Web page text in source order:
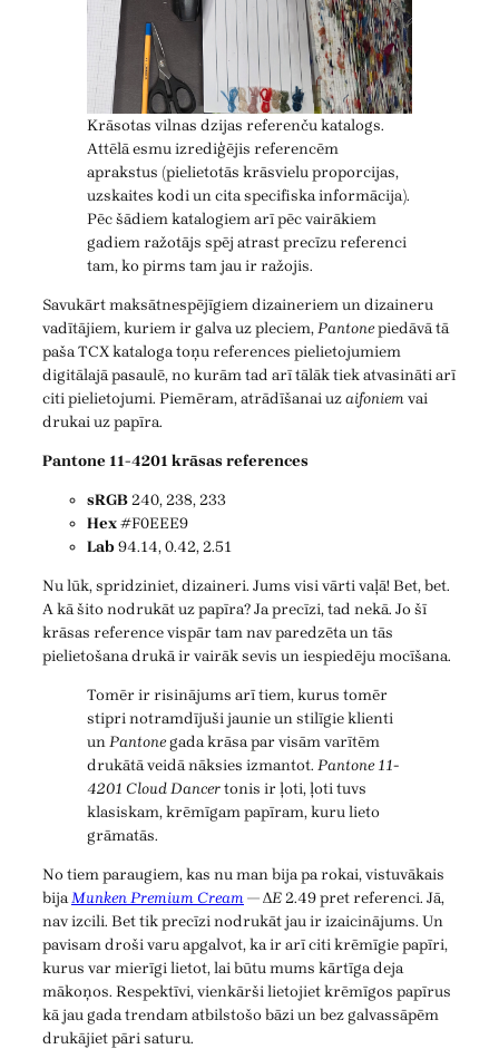
Krāsotas vilnas dzijas referenču katalogs.
Attēlā esmu izrediģējis referencēm
aprakstus (pielietotās krāsvielu proporcijas,
uzskaites kodi un cita specifiska informācija).
Pēc šādiem katalogiem arī pēc vairākiem
gadiem ražotājs spēj atrast precīzu referenci
tam, ko pirms tam jau ir ražojis.
Savukārt maksātnespējīgiem dizaineriem un dizaineru
vadītājiem, kuriem ir galva uz pleciem,Pantonepiedāvā tā
paša TCX kataloga toņu references pielietojumiem
digitālajā pasaulē, no kurām tad arī tālāk tiek atvasināti arī
citi pielietojumi. Piemēram, atrādīšanai uzaifoniemvai
drukai uz papīra.
Pantone 11-4201 krāsas references
sRGB240, 238, 233
Hex#F0EEE9
Lab94.14, 0.42, 2.51
Nu lūk, spridziniet, dizaineri. Jums visi vārti vaļā! Bet, bet.
A kā šito nodrukāt uz papīra? Ja precīzi, tad nekā. Jo šī
krāsas reference vispār tam nav paredzēta un tās
pielietošana drukā ir vairāk sevis un iespiedēju mocīšana.
Tomēr ir risinājums arī tiem, kurus tomēr
stipri notramdījuši jaunie un stilīgie klienti
unPantonegada krāsa par visām varītēm
drukātā veidā nāksies izmantot. Pantone 11-
4201 Cloud Dancertonis ir ļoti, ļoti tuvs
klasiskam, krēmīgam papīram, kuru lieto
grāmatās.
No tiem paraugiem, kas nu man bija pa rokai, vistuvākais
bijaMunken Premium Cream— ΔE2.49 pret referenci. Jā,
nav izcili. Bet tik precīzi nodrukāt jau ir izaicinājums. Un
pavisam droši varu apgalvot, ka ir arī citi krēmīgie papīri,
kurus var mierīgi lietot, lai būtu mums kārtīga deja
mākoņos. Respektīvi, vienkārši lietojiet krēmīgos papīrus
kā jau gada trendam atbilstošo bāzi un bez galvassāpēm
drukājiet pāri saturu.